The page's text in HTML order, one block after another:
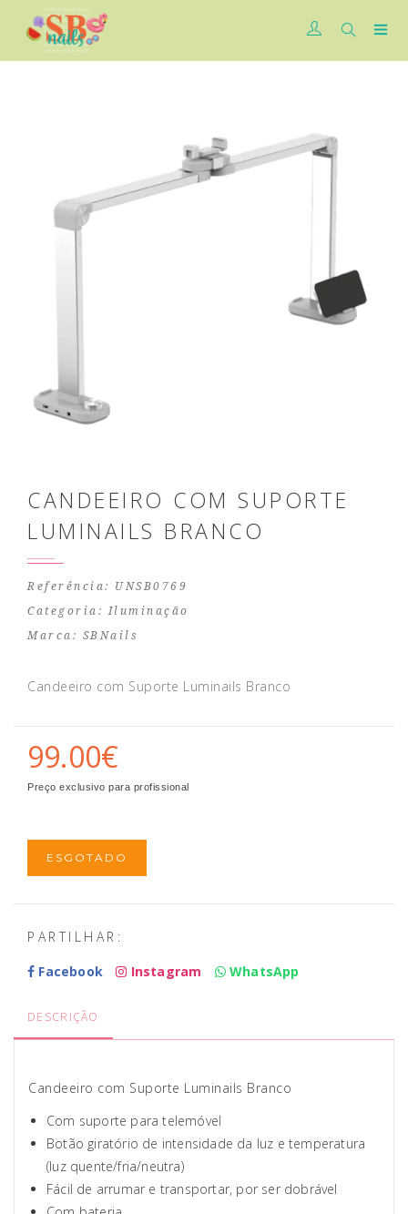
CANDEEIRO COM SUPORTE
LUMINAILS BRANCO
Referência: UNSB0769
Categoria: Iluminação
Marca: SBNails
Candeeiro com Suporte Luminails Branco
99.00€
Preço exclusivo para profissional
ESGOTADO
PARTILHAR:
Facebook
Instagram WhatsApp
DESCRIÇÃO
Candeeiro com Suporte Luminails Branco
Com suporte para telemóvel
Botão giratório de intensidade da luz e temperatura
(luz quente/fria/neutra)
Fácil de arrumar e transportar, por ser dobrável